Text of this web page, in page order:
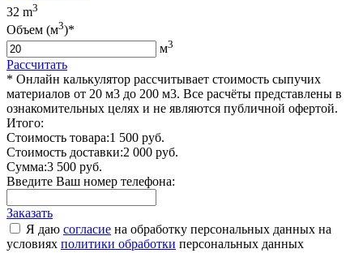
32 m3
Объем (м3)*
м3
Рассчитать
* Онлайн калькулятор рассчитывает стоимость сыпучих
материалов от 20 м3 до 200 м3. Все расчёты представлены в
ознакомительных целях и не являются публичной офертой.
Итого:
Стоимость товара:1 500 руб.
Стоимость доставки:2 000 руб.
Сумма:3 500 руб.
Введите Ваш номер телефона:
Заказать
Я даю согласие на обработку персональных данных на
условиях политики обработки персональных данных